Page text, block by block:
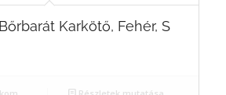
Karkötő, Fehér, S